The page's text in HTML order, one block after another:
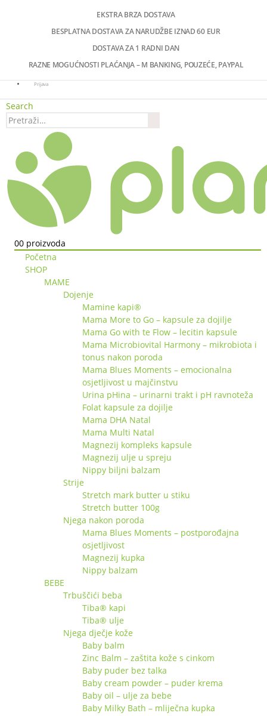
EKSTRA BRZA DOSTAVA
BESPLATNA DOSTAVA ZA NARUDŽBE IZNAD 60 EUR
DOSTAVA ZA 1 RADNI DAN
RAZNE MOGUĆNOSTI PLAĆANJA – M BANKING, POUZEĆE, PAYPAL
Prijava
Search
00 proizvoda
Početna
SHOP
MAME
Dojenje
Mamine kapi®
Mama More to Go – kapsule za dojilje
Mama Go with te Flow – lecitin kapsule
Mama Microbiovital Harmony – mikrobiota i
tonus nakon poroda
Mama Blues Moments – emocionalna
osjetljivost u majčinstvu
Urina pHina – urinarni trakt i pH ravnoteža
Folat kapsule za dojilje
Mama DHA Natal
Mama Multi Natal
Magnezij kompleks kapsule
Magnezij ulje u spreju
Nippy biljni balzam
Strije
Stretch mark butter u stiku
Stretch butter 100g
Njega nakon poroda
Mama Blues Moments – postporođajna
osjetljivost
Magnezij kupka
Nippy balzam
BEBE
Trbuščići beba
Tiba® kapi
Tiba® ulje
Njega dječje kože
Baby balm
Zinc Balm – zaštita kože s cinkom
Baby puder bez talka
Baby cream powder – puder krema
Baby oil – ulje za bebe
Baby Milky Bath – mliječna kupka